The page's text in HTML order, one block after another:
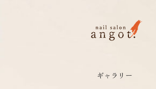
ギャラリー